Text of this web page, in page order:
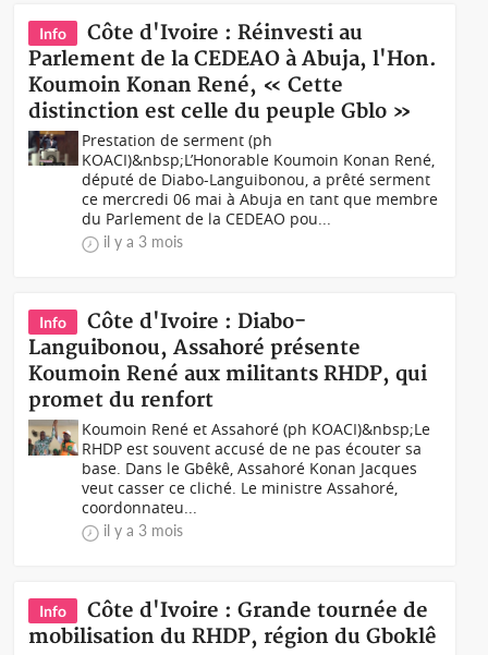
Info
Côte d'Ivoire : Réinvesti au
Parlement de la CEDEAO à Abuja, l'Hon.
Koumoin Konan René, « Cette
distinction est celle du peuple Gblo »
Prestation de serment (ph
KOACI)&nbsp;L’Honorable Koumoin Konan René,
député de Diabo-Languibonou, a prêté serment
ce mercredi 06 mai à Abuja en tant que membre
du Parlement de la CEDEAO pou...
il y a 3 mois
Info
Côte d'Ivoire : Diabo-
Languibonou, Assahoré présente
Koumoin René aux militants RHDP, qui
promet du renfort
Koumoin René et Assahoré (ph KOACI)&nbsp;Le
RHDP est souvent accusé de ne pas écouter sa
base. Dans le Gbêkê, Assahoré Konan Jacques
veut casser ce cliché. Le ministre Assahoré,
coordonnateu...
il y a 3 mois
Info
Côte d'Ivoire : Grande tournée de
mobilisation du RHDP, région du Gboklê